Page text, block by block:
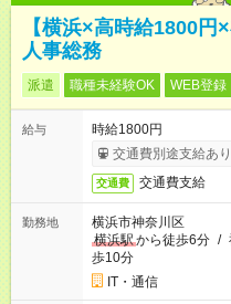
【横浜×高時給1800
人事総務
派遣 職種未経験OK WEB登録
給与
時給1800円
交通費別途支給あり
交通費 交通費支給
勤務地
横浜市神奈川区
横浜駅から徒歩6分 /
歩10分
IT・通信